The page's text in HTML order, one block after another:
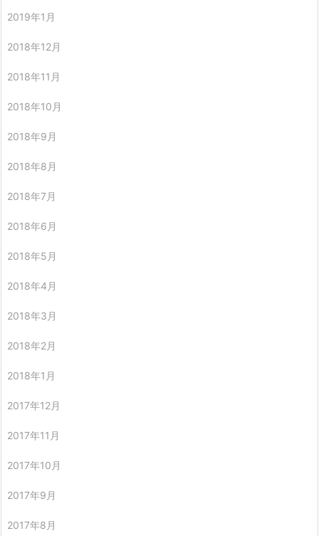
2019年1月
2018年12月
2018年11月
2018年10月
2018年9月
2018年8月
2018年7月
2018年6月
2018年5月
2018年4月
2018年3月
2018年2月
2018年1月
2017年12月
2017年11月
2017年10月
2017年9月
2017年8月